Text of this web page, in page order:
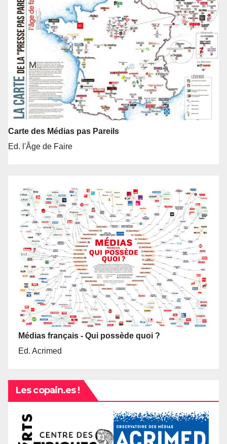
Carte des Médias pas Pareils
Ed. l'Âge de Faire
Médias français - Qui possède quoi ?
Ed. Acrimed
Les copain.es !